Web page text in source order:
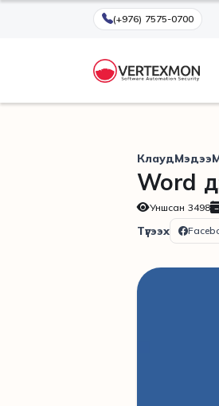
(+976) 7575-0700
КлаудМэдээ
Word
Уншсан 3498
Түгээх